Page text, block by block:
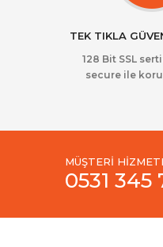
TEK TIKLA
128 Bit SSL
secure ile
MÜŞTERİ
0531 345